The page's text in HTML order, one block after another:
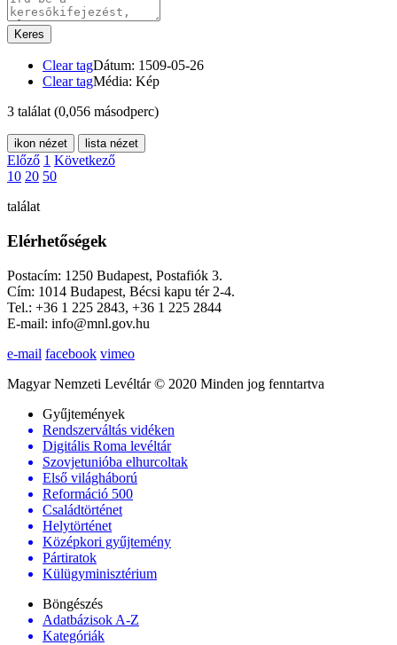
Keres
Clear tagDátum: 1509-05-26
Clear tagMédia: Kép
3 találat (0,056 másodperc)
ikon nézet lista nézet
Előző 1 Következő
10 20 50
találat
Elérhetőségek
Postacím: 1250 Budapest, Postafiók 3.
Cím: 1014 Budapest, Bécsi kapu tér 2-4.
Tel.: +36 1 225 2843, +36 1 225 2844
E-mail: info@mnl.gov.hu
e-mail facebook vimeo
Magyar Nemzeti Levéltár © 2020 Minden jog fenntartva
Gyűjtemények
Rendszerváltás vidéken
Digitális Roma levéltár
Szovjetunióba elhurcoltak
Első világháború
Reformáció 500
Családtörténet
Helytörténet
Középkori gyűjtemény
Pártiratok
Külügyminisztérium
Böngészés
Adatbázisok A-Z
Kategóriák